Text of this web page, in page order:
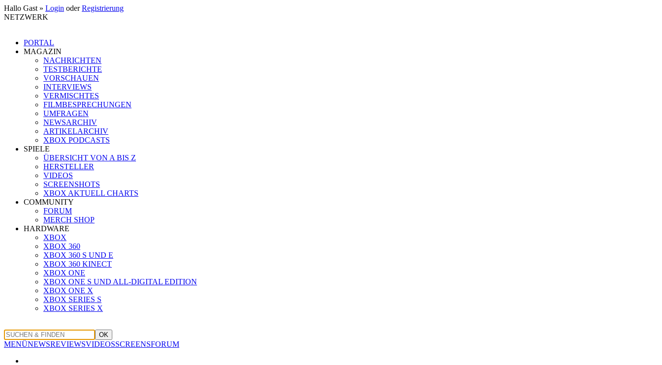
Hallo Gast » Login oderRegistrierung
NETZWERK
PORTAL
MAGAZIN
NACHRICHTEN
TESTBERICHTE
VORSCHAUEN
INTERVIEWS
VERMISCHTES
FILMBESPRECHUNGEN
UMFRAGEN
NEWSARCHIV
ARTIKELARCHIV
XBOX PODCASTS
SPIELE
ÜBERSICHT VON A BIS Z
HERSTELLER
VIDEOS
SCREENSHOTS
XBOX AKTUELL CHARTS
COMMUNITY
FORUM
MERCH SHOP
HARDWARE
XBOX
XBOX 360
XBOX 360 S UND E
XBOX 360 KINECT
XBOX ONE
XBOX ONE S UND ALL-DIGITAL EDITION
XBOX ONE X
XBOX SERIES S
XBOX SERIES X
OK
MENÜNEWSREVIEWSVIDEOSSCREENSFORUM